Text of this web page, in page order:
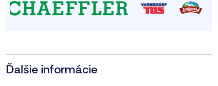
Ďalšie informácie